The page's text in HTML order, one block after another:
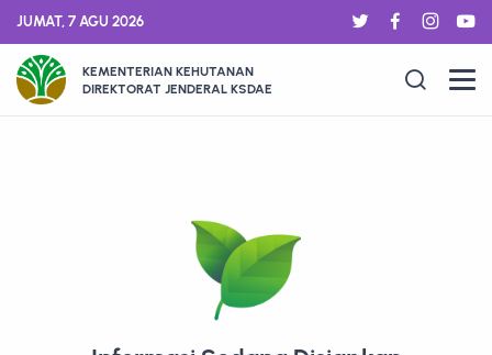
JUMAT, 7 AGU 2026
KEMENTERIAN KEHUTANAN
DIREKTORAT JENDERAL KSDAE